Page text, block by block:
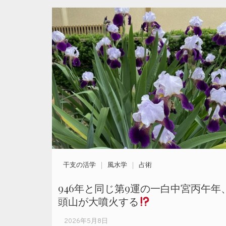
干支の活学 風水学 占術
946年と同じ第9運の一白中宮丙午年
頭山が大噴火する
2026年5月8日